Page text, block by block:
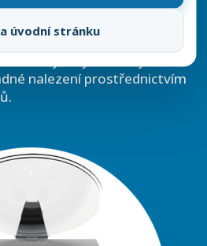
koncentrované formy.
mechanismus bóje
trombocytů.
nalezení prostřednictvím
úvodní stránku